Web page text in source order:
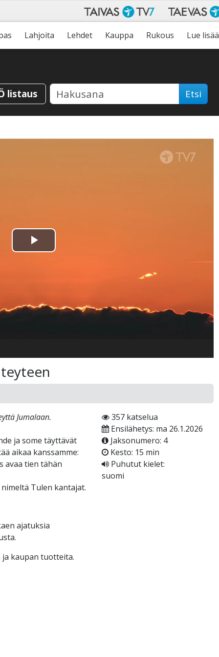
Lahjoita Lehdet Kauppa Rukous Lue lisää
listaus Etsi
Toista
Jumalaan.
ja some täyttävät
aikaa kanssamme:
avaa tien tähän
Tulen kantajat.
ajatuksia
ja kaupan tuotteita.
357 katselua
Ensilähetys: ma 26.1.2026
Jaksonumero: 4
Kesto: 15 min
Puhutut kielet:
suomi